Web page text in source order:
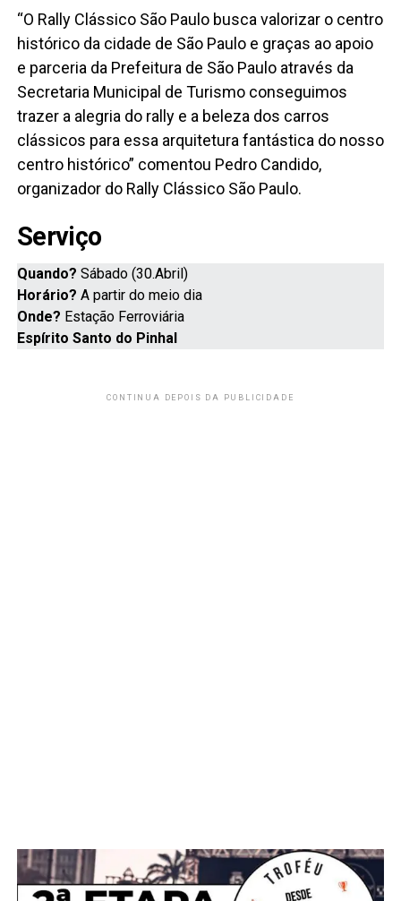
“O Rally Clássico São Paulo busca valorizar o centro
histórico da cidade de São Paulo e graças ao apoio
e parceria da Prefeitura de São Paulo através da
Secretaria Municipal de Turismo conseguimos
trazer a alegria do rally e a beleza dos carros
clássicos para essa arquitetura fantástica do nosso
centro histórico” comentou Pedro Candido,
organizador do Rally Clássico São Paulo.
Serviço
Quando? Sábado (30.Abril)
Horário? A partir do meio dia
Onde? Estação Ferroviária
Espírito Santo do Pinhal
CONTINUA DEPOIS DA PUBLICIDADE